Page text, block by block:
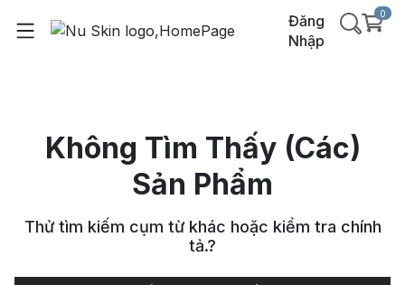
Đăng
Nhập
0
Không Tìm Thấy (Các)
Sản Phẩm
Thử tìm kiếm cụm từ khác hoặc kiểm tra chính
tả.?